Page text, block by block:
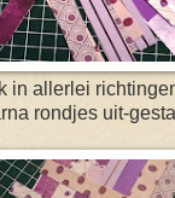
in allerlei
rondjes uit-